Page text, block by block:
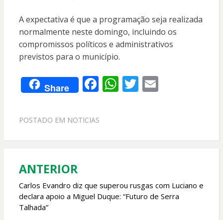
A expectativa é que a programação seja realizada
normalmente neste domingo, incluindo os
compromissos políticos e administrativos
previstos para o município.
Share F
e
o
k
W
A
p
T E
POSTADO EM NOTICIAS
Navegação
de
Post
ANTERIOR
Carlos Evandro diz que superou rusgas com Luciano e
declara apoio a Miguel Duque: “Futuro de Serra
Talhada”